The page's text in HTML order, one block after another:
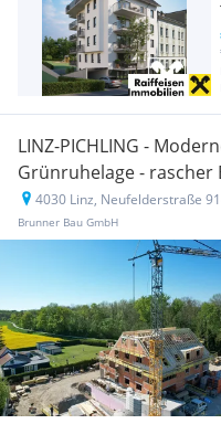
LINZ-PICHLING -
Grünruhelage -
Neubauprojekt
4030 Linz, Neufelderstraße
Brunner Bau GmbH